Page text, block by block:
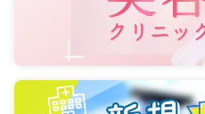
正看護師
2交代（常勤）
給与 30.6万円〜/月 賞与4ヶ月